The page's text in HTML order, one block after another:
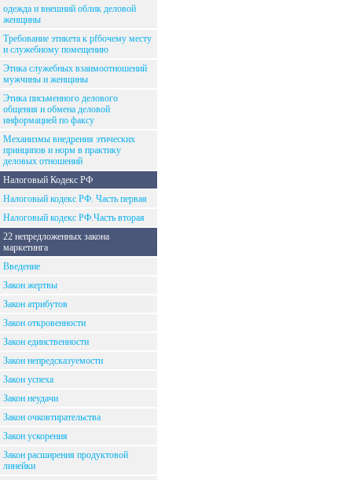
одежда и внешний облик деловой
женщины
Требование этикета к рfбочему месту
и служебному помещению
Этика служебных взаимоотношений
мужчины и женщины
Этика письменного делового
общения и обмена деловой
информацией по факсу
Механизмы внедрения этических
принципов и норм в практику
деловых отношений
Налоговый Кодекс РФ
Налоговый кодекс РФ. Часть первая
Налоговый кодекс РФ.Часть вторая
22 непредложенных закона
маркетинга
Введение
Закон жертвы
Закон атрибутов
Закон откровенности
Закон единственности
Закон непредсказуемости
Закон успеха
Закон неудачи
Закон очковтирательства
Закон ускорения
Закон расширения продуктовой
линейки